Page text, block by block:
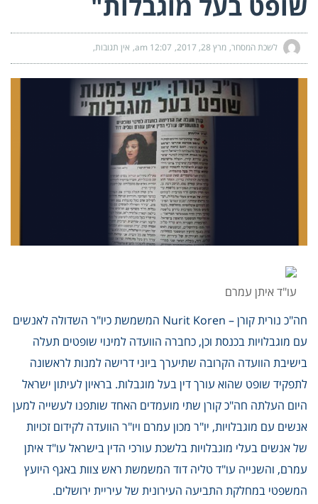
לשכת המסחר מרץ 28, 2017 12:07 am אין תגובות
עו"ד איתן עמרם
חה"כ נורית קורן – Nurit Koren
המשמשת כיו"ר השדולה לאנשים
עם מוגבלויות בכנסת וכן, כחברה הוועדה למינוי שופטים תעלה
בישיבת הוועדה הקרובה שתיערך ביוני דרישה למנות לראשונה
לתפקיד שופט שהוא עורך דין בעל מוגבלות. בראיון לעיתון ישראל
היום העלתה חה"כ קורן שתי מועמדים האחד שותפנו לעשייה למען
אנשים עם מוגבלויות, יו"ר מכון עמרם ויו"ר הוועדה לקידום זכויות
של אנשים בעלי מוגבלויות בלשכת עורכי הדין בישראל עו"דאיתן
עמרם, והשנייה עו"ד טליה דוד המשמשת ראש צוות באגף היועץ
המשפטי במחלקת התביעה העירונית של עיריית ירושלים.